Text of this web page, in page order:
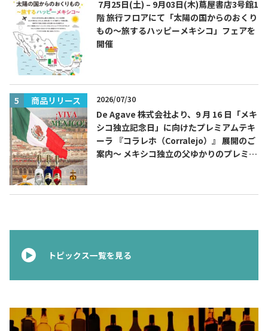
7月25日(土) – 9月03日(木)蔦屋書店3号館1
階 旅行フロアにて「太陽の国からのおくり
もの～旅するハッピーメキシコ」フェアを
開催
商品リリース 2026/07/30
De Agave 株式会社より、9 月 16 日「メキ
シコ独立記念日」に向けたプレミアムテキ
ーラ 『コラレホ（Corralejo）』 展開のご
案内〜 メキシコ独立の父ゆかりのプレミア
トピックス一覧を見る